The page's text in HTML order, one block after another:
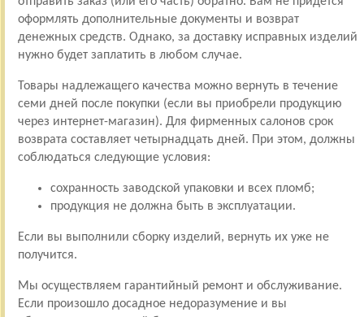
оформлять дополнительные документы и возврат
денежных средств. Однако, за доставку исправных изделий
нужно будет заплатить в любом случае.
Товары надлежащего качества можно вернуть в течение
семи дней после покупки (если вы приобрели продукцию
через интернет-магазин). Для фирменных салонов срок
возврата составляет четырнадцать дней. При этом, должны
соблюдаться следующие условия:
сохранность заводской упаковки и всех пломб;
продукция не должна быть в эксплуатации.
Если вы выполнили сборку изделий, вернуть их уже не
получится.
Мы осуществляем гарантийный ремонт и обслуживание.
Если произошло досадное недоразумение и вы